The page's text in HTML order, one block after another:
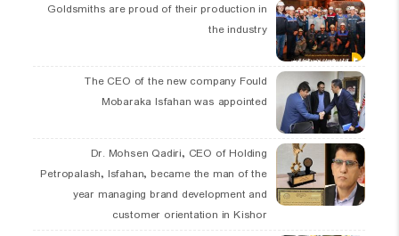
Goldsmiths are proud of their production in
the industry
The CEO of the new company Fould
Mobaraka Isfahan was appointed
Dr. Mohsen Qadiri, CEO of Holding
Petropalash, Isfahan, became the man of the
year managing brand development and
customer orientation in Kishor